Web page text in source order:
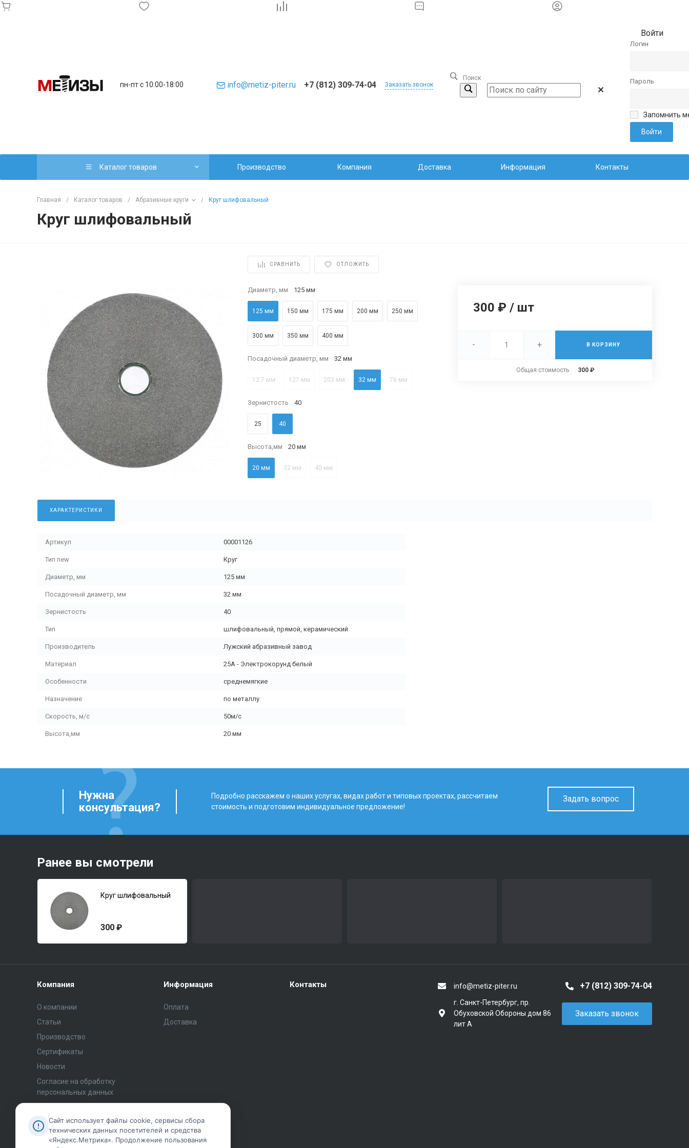
пн-пт с 10:00-18:00 info@metiz-piter.ru +7 (812) 309-74-04 Заказать звонок
Поиск
Войти
Логин
Пароль
Запомнить
Каталог товаров Производство Компания Доставка Информация Контакты
Главная / Каталог товаров / Абразивные круги / Круг шлифовальный
Круг шлифовальный
СРАВНИТЬ ОТЛОЖИТЬ
Диаметр, мм 125 мм
125 мм 150 мм 175 мм 200 мм 250 мм
300 мм 350 мм 400 мм
Посадочный диаметр, мм 32 мм
12.7 мм 127 мм 203 мм 32 мм 76 мм
Зернистость 40
25 40
Высота,мм 20 мм
20 мм 32 мм 40 мм
300 ₽ / шт
- + В КОРЗИНУ
Общая стоимость 300 ₽
ХАРАКТЕРИСТИКИ
Артикул 00001126
Тип new Круг
Диаметр, мм 125 мм
Посадочный диаметр, мм 32 мм
Зернистость 40
Тип шлифовальный, прямой, керамический
Производитель Лужский абразивный завод
Материал 25А - Электрокорунд белый
Особенности среднемягкие
Назначение по металлу
Скорость, м/с 50м/с
Высота,мм 20 мм
Нужна
консультация?
Подробно расскажем о наших услугах, видах работ и типовых проектах, рассчитаем
стоимость и подготовим индивидуальное предложение!
Задать вопрос
Ранее вы смотрели
Круг шлифовальный
300 ₽
Компания
О компании
Статьи
Производство
Сертификаты
Новости
Согласие на обработку
персональных данных
Публичная оферта
Уведомление об использовании
Информация
Оплата
Доставка
Контакты info@metiz-piter.ru +7 (812) 309-74-04
г. Санкт-Петербург, пр.
Обуховской Обороны дом 86
лит А
Заказать звонок
Сайт использует файлы cookie, сервисы сбора
технических данных посетителей и средства
«Яндекс.Метрика». Продолжение пользования